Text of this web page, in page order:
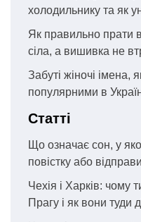
холодильнику та як
Як правильно прати
сіла, а вишивка не
Забуті жіночі імена,
популярними в
Статті
Що означає сон, у
повістку або
Чехія і Харків: чому
Прагу і як вони туди